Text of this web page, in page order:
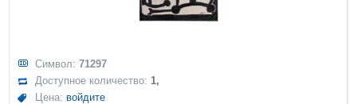
Символ:71297
Доступное количество:1,
Цена: войдите